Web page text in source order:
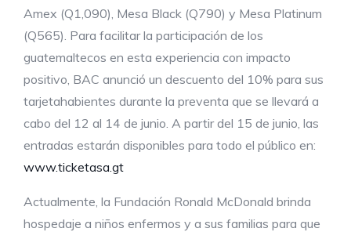
Amex (Q1,090), Mesa Black (Q790) y Mesa Platinum
(Q565). Para facilitar la participación de los
guatemaltecos en esta experiencia con impacto
positivo, BAC anunció un descuento del 10% para sus
tarjetahabientes durante la preventa que se llevará a
cabo del 12 al 14 de junio. A partir del 15 de junio, las
entradas estarán disponibles para todo el público en:
www.ticketasa.gt
Actualmente, la Fundación Ronald McDonald brinda
hospedaje a niños enfermos y a sus familias para que